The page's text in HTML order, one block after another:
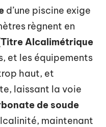
d’une piscine exige
règnent en
Alcalimétrique
et les équipements
haut, et
laissant la voie
de soude
maintenant